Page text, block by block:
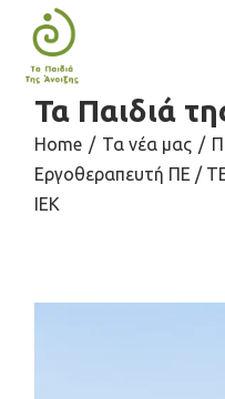
Τα Παιδιά
Home Τα νέα μας
Εργοθεραπευτή ΠΕ /
ΙΕΚ